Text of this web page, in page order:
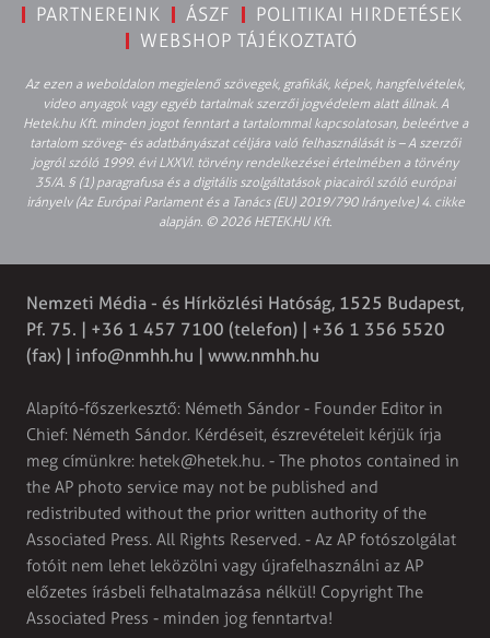
PARTNEREINK
ÁSZF
POLITIKAI HIRDETÉSEK
WEBSHOP TÁJÉKOZTATÓ
Az ezen a weboldalon megjelenő szövegek, grafikák, képek, hangfelvételek,
video anyagok vagy egyéb tartalmak szerzői jogvédelem alatt állnak. A
Hetek.hu Kft. minden jogot fenntart a tartalommal kapcsolatosan, beleértve a
tartalom szöveg- és adatbányászat céljára való felhasználását is – A szerzői
jogról szóló 1999. évi LXXVI. törvény rendelkezései értelmében a törvény
35/A. § (1) paragrafusa és a digitális szolgáltatások piacairól szóló európai
irányelv (Az Európai Parlament és a Tanács (EU) 2019/790 Irányelve) 4. cikke
alapján. © 2026 HETEK.HU Kft.
Nemzeti Média - és Hírközlési Hatóság, 1525 Budapest,
Pf. 75. | +36 1 457 7100 (telefon) | +36 1 356 5520
(fax) | info@nmhh.hu | www.nmhh.hu
Alapító-főszerkesztő: Németh Sándor - Founder Editor in
Chief: Németh Sándor. Kérdéseit, észrevételeit kérjük írja
meg címünkre: hetek@hetek.hu. - The photos contained in
the AP photo service may not be published and
redistributed without the prior written authority of the
Associated Press. All Rights Reserved. - Az AP fotószolgálat
fotóit nem lehet leközölni vagy újrafelhasználni az AP
előzetes írásbeli felhatalmazása nélkül! Copyright The
Associated Press - minden jog fenntartva!